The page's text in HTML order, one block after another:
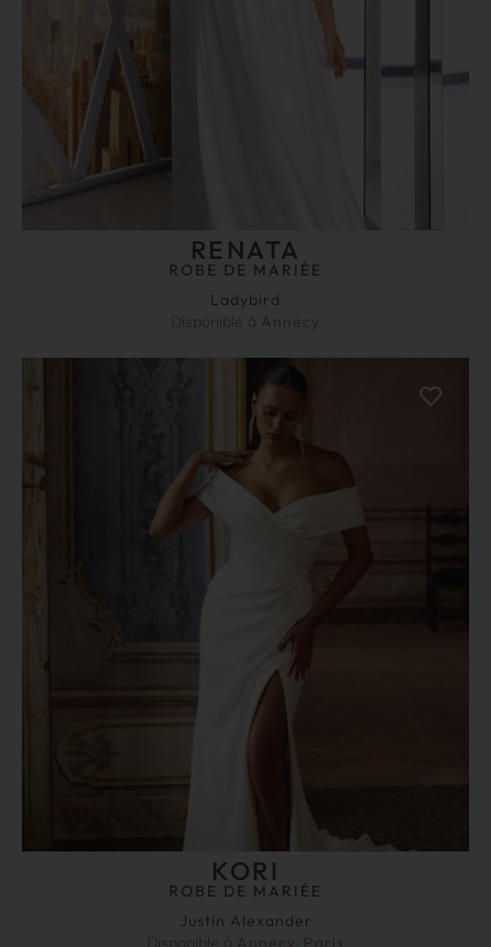
RENATA
ROBE DE MARIÉE
Ladybird
Disponible à Annecy
KORI
ROBE DE MARIÉE
Justin Alexander
Disponible à Annecy Paris